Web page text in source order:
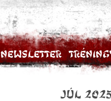
Newsletter
júl